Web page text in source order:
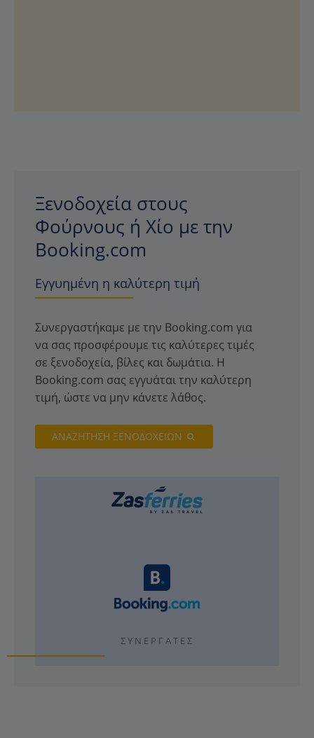
Ξενοδοχεία στους
Φούρνους ή Χίο με την
Booking.com
Εγγυημένη η καλύτερη τιμή
Συνεργαστήκαμε με την Booking.com για
να σας προσφέρουμε τις καλύτερες τιμές
σε ξενοδοχεία, βίλες και δωμάτια. Η
Booking.com σας εγγυάται την καλύτερη
τιμή, ώστε να μην κάνετε λάθος.
ΑΝΑΖΗΤΗΣΗ ΞΕΝΟΔΟΧΕΙΩΝ
ΣΥΝΕΡΓΆΤΕΣ